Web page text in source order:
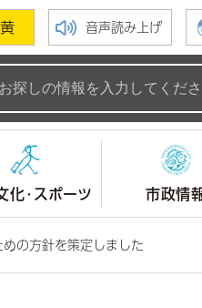
黄 音声読み上げ
化・スポーツ 市政情
めの方針を策定しました